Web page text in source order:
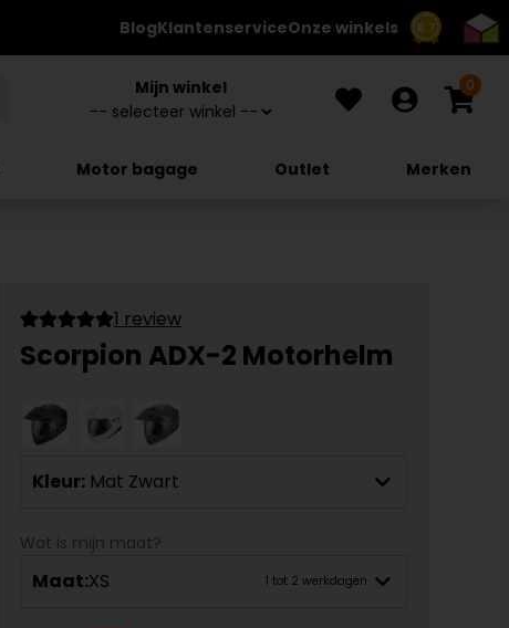
8.7
BlogKlantenserviceOnze winkels
Mijn winkel 0
Motor bagage Outlet Merken
1 review
Scorpion ADX-2 Motorhelm
Kleur: Mat Zwart
Wat is mijn maat?
Maat:XS 1 tot 2 werkdagen